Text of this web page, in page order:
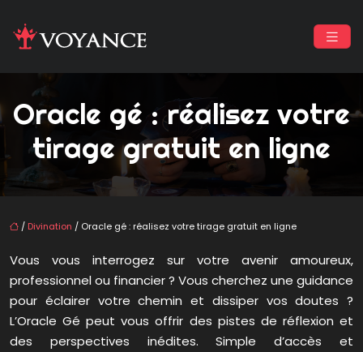
Oracle gé : réalisez votre
tirage gratuit en ligne
/ Divination / Oracle gé : réalisez votre tirage gratuit en ligne
Vous vous interrogez sur votre avenir amoureux,
professionnel ou financier ? Vous cherchez une guidance
pour éclairer votre chemin et dissiper vos doutes ?
L’Oracle Gé peut vous offrir des pistes de réflexion et
des perspectives inédites. Simple d’accès et